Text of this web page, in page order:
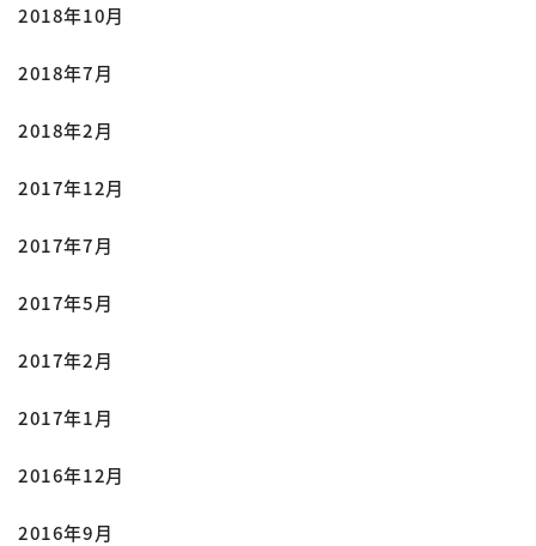
2018年10月
2018年7月
2018年2月
2017年12月
2017年7月
2017年5月
2017年2月
2017年1月
2016年12月
2016年9月